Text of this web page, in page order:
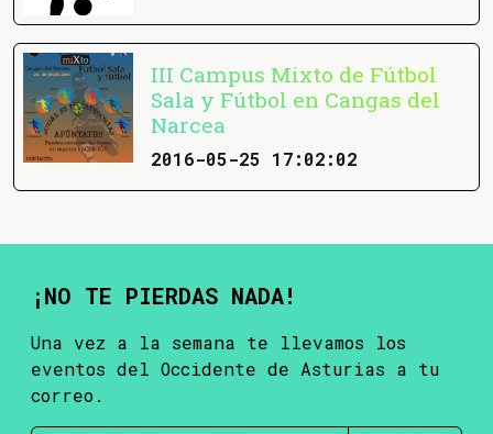
III Campus Mixto de Fútbol
Sala y Fútbol en Cangas del
Narcea
2016-05-25 17:02:02
¡NO TE PIERDAS NADA!
Una vez a la semana te llevamos los
eventos del Occidente de Asturias a tu
correo.